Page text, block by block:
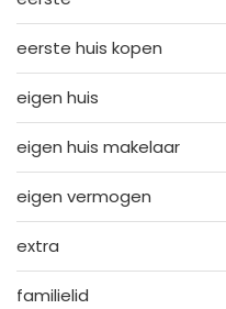
eerste huis kopen
eigen huis
eigen huis makelaar
eigen vermogen
extra
familielid